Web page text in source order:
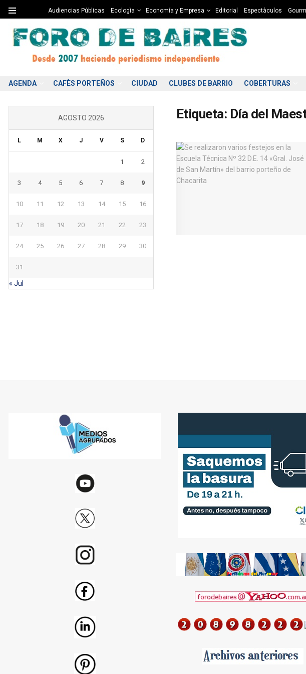
Audiencias Públicas Ecologìa Economía y Empresa Editorial Espectàculos
AGENDA CAFÈS PORTEÑOS CIUDAD CLUBES DE BARRIO COBERTURAS
Etiqueta: Día del
AGOSTO 2026
L M X J V S D
1 2
3 4 5 6 7 8 9
10 11 12 13 14 15 16
17 18 19 20 21 22 23
24 25 26 27 28 29 30
31
« Jul